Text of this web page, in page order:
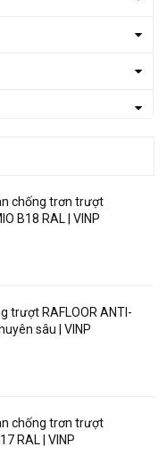
chống trơn trượt
B18 RAL | VINP
trượt RAFLOOR ANTI-
sâu | VINP
chống trơn trượt
RAL | VINP